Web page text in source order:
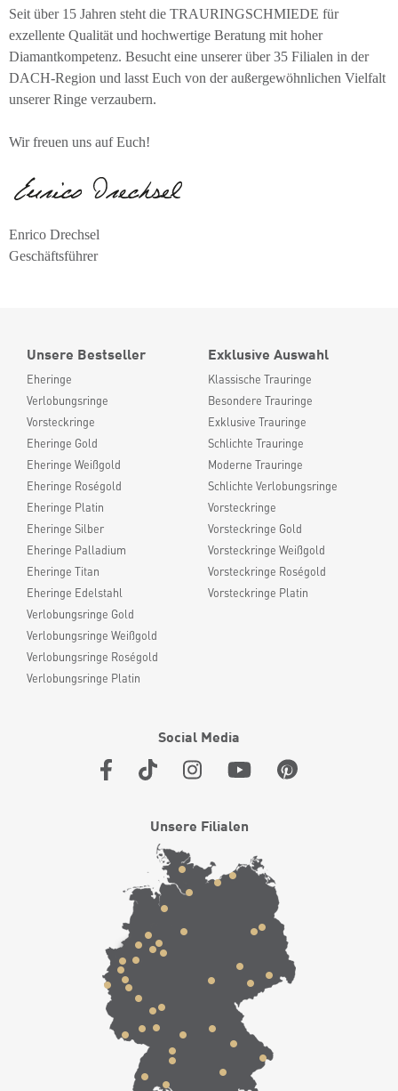
Seit über 15 Jahren steht die TRAURINGSCHMIEDE für
exzellente Qualität und hochwertige Beratung mit hoher
Diamantkompetenz. Besucht eine unserer über 35 Filialen in der
DACH-Region und lasst Euch von der außergewöhnlichen Vielfalt
unserer Ringe verzaubern.
Wir freuen uns auf Euch!
Enrico Drechsel
Geschäftsführer
Unsere Bestseller
Eheringe
Verlobungsringe
Vorsteckringe
Eheringe Gold
Eheringe Weißgold
Eheringe Roségold
Eheringe Platin
Eheringe Silber
Eheringe Palladium
Eheringe Titan
Eheringe Edelstahl
Verlobungsringe Gold
Verlobungsringe Weißgold
Verlobungsringe Roségold
Verlobungsringe Platin
Exklusive Auswahl
Klassische Trauringe
Besondere Trauringe
Exklusive Trauringe
Schlichte Trauringe
Moderne Trauringe
Schlichte Verlobungsringe
Vorsteckringe
Vorsteckringe Gold
Vorsteckringe Weißgold
Vorsteckringe Roségold
Vorsteckringe Platin
Social Media
Unsere Filialen